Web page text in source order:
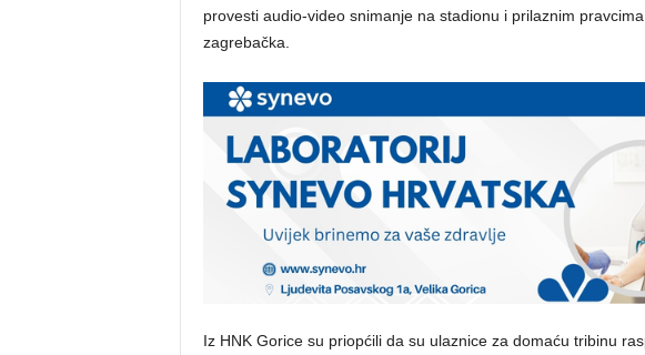
provesti audio-video snimanje na stadionu i prilaznim
zagrebačka.
Iz HNK Gorice su priopćili da su ulaznice za domaću tribinu